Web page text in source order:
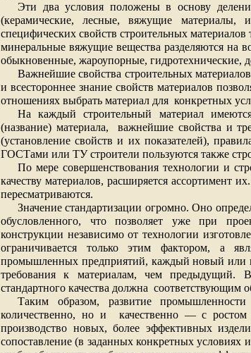
Эти два условия положены в основу
(керамические, лесные, вяжущие материалы,
специфических свойств строительных
минеральные вяжущие вещества разделяются
обыкновенные, жароупорные, гидротехнические,
Важнейшие свойства строительных
и всестороннее знание свойств материалов
отношениях выбрать материал для конкретных
На каждый строительный материал
(название) материала,
важнейшие свойства и
(установление свойств и их показателей),
ГОСТами или ТУ строители пользуются также
По мере совершенствования технологии и
качеству материалов, расширяется ассортимент
пересматриваются.
Значение стандартизации огромно. Оно
обусловленного, что позволяет уже при
конструкции независимо от технологии
ограничивается только этим фактором, а
промышленных предприятий, каждый новый или
требования к материалам, чем предыдущий. В
стандартного качества должна соответствующим
Таким образом, развитие
количественно, но и
качественно — с ростом
производство новых, более эффективных
сопоставление (в заданных конкретных условиях